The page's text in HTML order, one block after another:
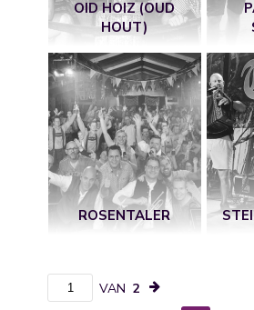
OID HOIZ (OUD
HOUT)
ROSENTALER
VAN 2